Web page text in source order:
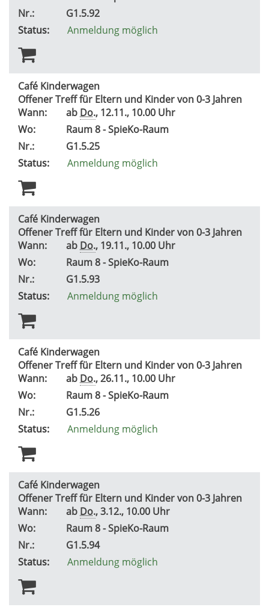
Nr.:
G1.5.92
Status:
Anmeldung möglich
Café Kinderwagen
Offener Treff für Eltern und Kinder von 0-3 Jahren
Wann:
ab Do., 12.11., 10.00 Uhr
Wo:
Raum 8 - SpieKo-Raum
Nr.:
G1.5.25
Status:
Anmeldung möglich
Café Kinderwagen
Offener Treff für Eltern und Kinder von 0-3 Jahren
Wann:
ab Do., 19.11., 10.00 Uhr
Wo:
Raum 8 - SpieKo-Raum
Nr.:
G1.5.93
Status:
Anmeldung möglich
Café Kinderwagen
Offener Treff für Eltern und Kinder von 0-3 Jahren
Wann:
ab Do., 26.11., 10.00 Uhr
Wo:
Raum 8 - SpieKo-Raum
Nr.:
G1.5.26
Status:
Anmeldung möglich
Café Kinderwagen
Offener Treff für Eltern und Kinder von 0-3 Jahren
Wann:
ab Do., 3.12., 10.00 Uhr
Wo:
Raum 8 - SpieKo-Raum
Nr.:
G1.5.94
Status:
Anmeldung möglich